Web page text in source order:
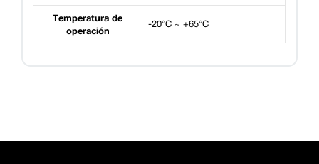
Temperatura de
operación
-20°C ~ +65°C